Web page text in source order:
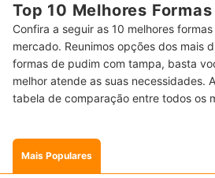
Top 10 Melhores
Confira a seguir as 10 melhores
mercado. Reunimos opções dos mais
formas de pudim com tampa, basta
melhor atende as suas necessidades.
tabela de comparação entre todos os
Mais Populares